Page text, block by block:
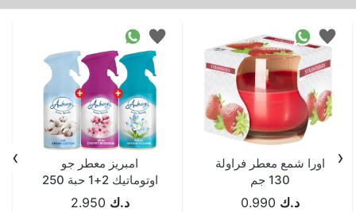
اورا شمع معطر فراولة
130 جم
د.ك 0.990
امبريز معطر جو
اوتوماتيك 2+1 حبة 250
مل Pack Of 3
د.ك 2.950
‹
›